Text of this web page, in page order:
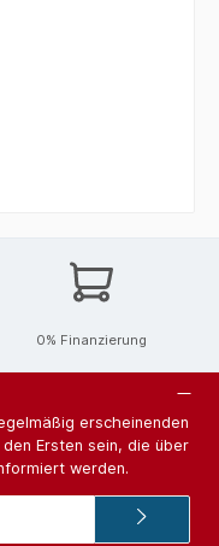
0% Finanzierung
erscheinenden
Ersten sein, die über
werden.